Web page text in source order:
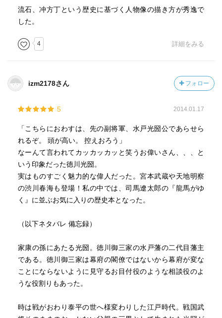
流石、冲方丁という歴史に基づく人物像の描き方が秀逸で
した。
4 詳細をみる
izm2178さん フォロー
5 2014.01.17
「こちらにおわすは、先の副将軍、水戸光圀公であらせら
れるぞ。 頭が高い。 控えおろう」
なーんて言われてカッカッカッと笑うお偉いさん、、、と
いう印象だった徳川光圀。
実はものすごく魅力的な偉人だった。宮本武蔵や天地明察
の渋川春海も登場！私の中では、司馬遼太郎の『龍馬がゆ
く』に並ぶお気に入りの歴史本となった。
（以下ネタバレ 備忘録）
家康の孫にあたる光圀。徳川御三家の水戸藩の二代目藩主
である。徳川御三家は幕府の閣僚ではないから幕府が変な
ことにならないように見守るお目付役のような相談役のよ
うな役割りもあった。
時は戦がおわり泰平の世へ様変わりした江戸時代。戦国武